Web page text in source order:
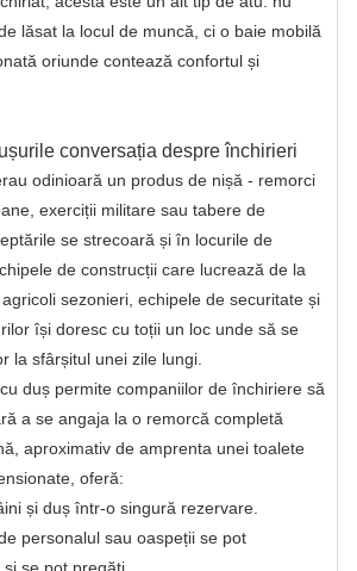
lăsat la locul de muncă, ci o baie mobilă
oriunde contează confortul și
conversația despre închirieri
odinioară un produs de nișă - remorci
exerciții militare sau tabere de
se strecoară și în locurile de
de construcții care lucrează de la
sezonieri, echipele de securitate și
își doresc cu toții un loc unde să se
la sfârșitul unei zile lungi.
duș permite companiilor de închiriere să
a se angaja la o remorcă completă
aproximativ de amprenta unei toalete
oferă:
și duș într-o singură rezervare.
personalul sau oaspeții se pot
se pot pregăti.